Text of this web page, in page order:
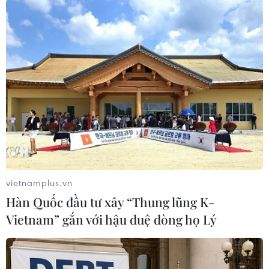
#Lá chắn Tự do Ulchi
#Tập trận chung
#Lá chắn Tự do mùa Xuân
#USFK
Hàn Quốc
Theo dõi VietnamPlus
TIN LIÊN QUAN
vietnamplus.vn
Hàn Quốc đầu tư xây “Thung lũng K-
Vietnam” gắn với hậu duệ dòng họ Lý